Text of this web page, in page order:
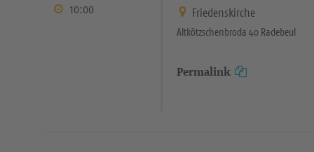
10:00 Friedenskirche
Altkötzschenbroda 40 Radebeul
Permalink